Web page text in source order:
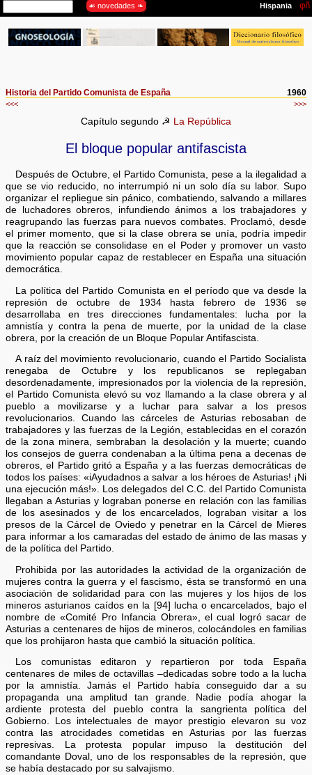
Historia del Partido Comunista de España 1960
<<< >>>
Capítulo segundo ☭ La República
El bloque popular antifascista
Después de Octubre, el Partido Comunista, pese a la ilegalidad a
que se vio reducido, no interrumpió ni un solo día su labor. Supo
organizar el repliegue sin pánico, combatiendo, salvando a millares
de luchadores obreros, infundiendo ánimos a los trabajadores y
reagrupando las fuerzas para nuevos combates. Proclamó, desde
el primer momento, que si la clase obrera se unía, podría impedir
que la reacción se consolidase en el Poder y promover un vasto
movimiento popular capaz de restablecer en España una situación
democrática.
La política del Partido Comunista en el período que va desde la
represión de octubre de 1934 hasta febrero de 1936 se
desarrollaba en tres direcciones fundamentales: lucha por la
amnistía y contra la pena de muerte, por la unidad de la clase
obrera, por la creación de un Bloque Popular Antifascista.
A raíz del movimiento revolucionario, cuando el Partido Socialista
renegaba de Octubre y los republicanos se replegaban
desordenadamente, impresionados por la violencia de la represión,
el Partido Comunista elevó su voz llamando a la clase obrera y al
pueblo a movilizarse y a luchar para salvar a los presos
revolucionarios. Cuando las cárceles de Asturias rebosaban de
trabajadores y las fuerzas de la Legión, establecidas en el corazón
de la zona minera, sembraban la desolación y la muerte; cuando
los consejos de guerra condenaban a la última pena a decenas de
obreros, el Partido gritó a España y a las fuerzas democráticas de
todos los países: «iAyudadnos a salvar a los héroes de Asturias! ¡Ni
una ejecución más!». Los delegados del C.C. del Partido Comunista
llegaban a Asturias y lograban ponerse en relación con las familias
de los asesinados y de los encarcelados, lograban visitar a los
presos de la Cárcel de Oviedo y penetrar en la Cárcel de Mieres
para informar a los camaradas del estado de ánimo de las masas y
de la política del Partido.
Prohibida por las autoridades la actividad de la organización de
mujeres contra la guerra y el fascismo, ésta se transformó en una
asociación de solidaridad para con las mujeres y los hijos de los
mineros asturianos caídos en la [94] lucha o encarcelados, bajo el
nombre de «Comité Pro Infancia Obrera», el cual logró sacar de
Asturias a centenares de hijos de mineros, colocándoles en familias
que los prohijaron hasta que cambió la situación política.
Los comunistas editaron y repartieron por toda España
centenares de miles de octavillas –dedicadas sobre todo a la lucha
por la amnistía. Jamás el Partido había conseguido dar a su
propaganda una amplitud tan grande. Nadie podía ahogar la
ardiente protesta del pueblo contra la sangrienta política del
Gobierno. Los intelectuales de mayor prestigio elevaron su voz
contra las atrocidades cometidas en Asturias por las fuerzas
represivas. La protesta popular impuso la destitución del
comandante Doval, uno de los responsables de la represión, que
se había destacado por su salvajismo.